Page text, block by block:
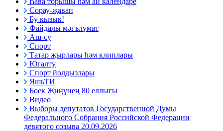
Сорау-җавап
Бу кызык!
Файдалы мәгълүмат
Аш-су
Спорт
Татар җырлары һәм клиплары
Югалту
Спорт йолдызлары
ЯшьТИ
Бөек Җиңүнең 80 еллыгы
Видео
Выборы депутатов Государственной Думы
Федерального Собрания Российской Федерации
девятого созыва 20.09.2026